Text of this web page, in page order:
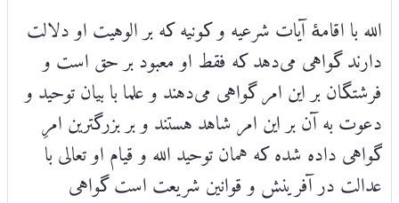
الله با اقامۀ آیات شرعیه و کونیه که بر الوهیت او دلالت
دارند گواهی می‌دهد که فقط او معبود بر حق است و
فرشتگان بر این امر گواهی می‌دهند و علما با بیان توحید و
دعوت به آن بر این امر شاهد هستند و بر بزرگترین امرِ
گواهی داده شده که همان توحید الله و قیام او تعالی با
عدالت در آفرینش و قوانین شریعت است گواهی